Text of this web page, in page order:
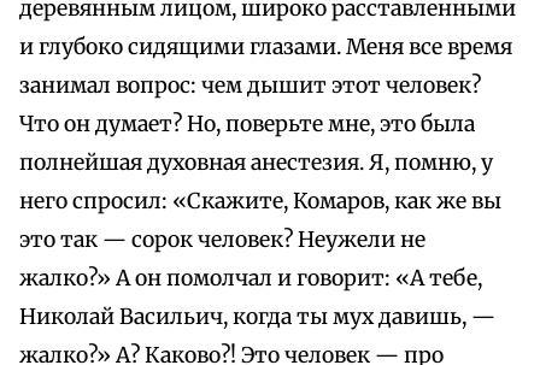
деревянным лицом, широко расставленными
и глубоко сидящими глазами. Меня все время
занимал вопрос: чем дышит этот человек?
Что он думает? Но, поверьте мне, это была
полнейшая духовная анестезия. Я, помню, у
него спросил: «Скажите, Комаров, как же вы
это так — сорок человек? Неужели не
жалко?» А он помолчал и говорит: «А тебе,
Николай Васильич, когда ты мух давишь, —
жалко?» А? Каково?! Это человек — про